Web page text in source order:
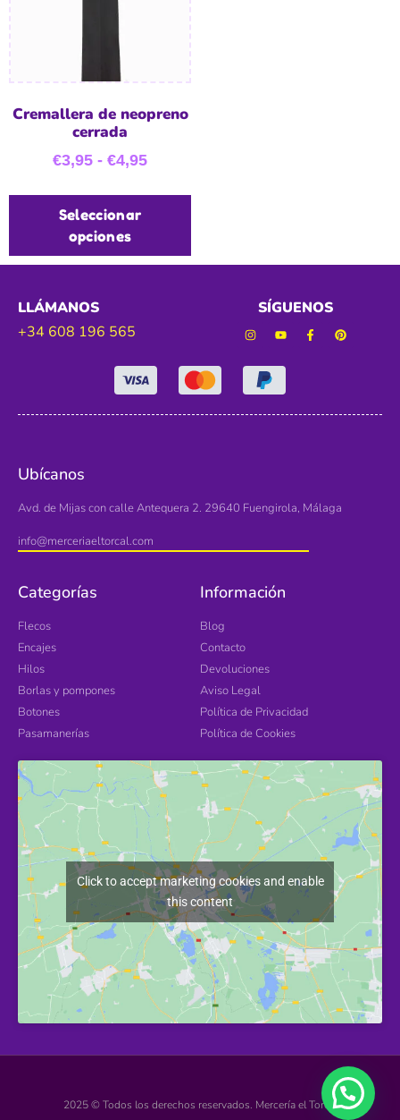
Cremallera de neopreno
cerrada
€3,95 - €4,95
Seleccionar
opciones
LLÁMANOS
+34 608 196 565
SÍGUENOS
Ubícanos
Avd. de Mijas con calle Antequera 2. 29640 Fuengirola, Málaga
info@merceriaeltorcal.com
Categorías
Flecos
Encajes
Hilos
Borlas y pompones
Botones
Pasamanerías
Información
Blog
Contacto
Devoluciones
Aviso Legal
Política de Privacidad
Política de Cookies
Click to accept marketing cookies and enable
this content
2025 © Todos los derechos reservados. Mercería el Torcal